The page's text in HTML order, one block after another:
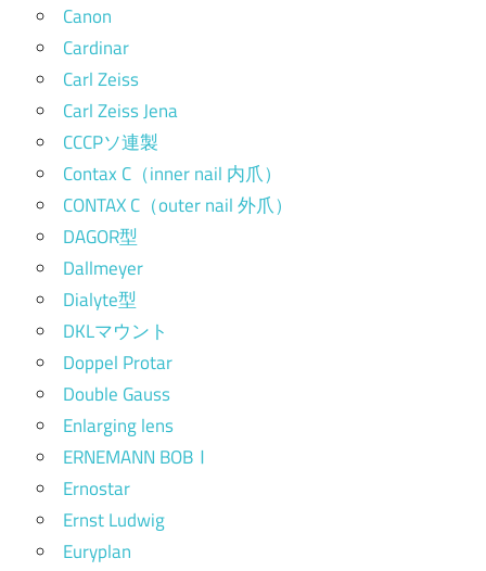
Canon
Cardinar
Carl Zeiss
Carl Zeiss Jena
CCCPソ連製
Contax C（inner nail 内爪）
CONTAX C（outer nail 外爪）
DAGOR型
Dallmeyer
Dialyte型
DKLマウント
Doppel Protar
Double Gauss
Enlarging lens
ERNEMANN BOBⅠ
Ernostar
Ernst Ludwig
Euryplan